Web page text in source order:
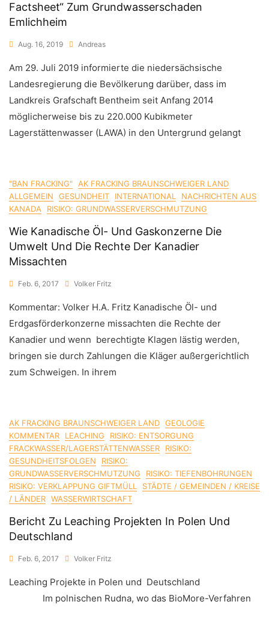
Factsheet“ Zum Grundwasserschaden
Emlichheim
Aug. 16, 2019 Andreas
Am 29. Juli 2019 informierte die niedersächsische
Landesregierung die Bevölkerung darüber, dass im
Landkreis Grafschaft Bentheim seit Anfang 2014
möglicherweise bis zu 220.000 Kubikmeter
Lagerstättenwasser (LAWA) in den Untergrund gelangt
"BAN FRACKING" AK FRACKING BRAUNSCHWEIGER LAND
ALLGEMEIN
GESUNDHEIT INTERNATIONAL
NACHRICHTEN AUS
KANADA
RISIKO: GRUNDWASSERVERSCHMUTZUNG
Wie Kanadische Öl- Und Gaskonzerne Die
Umwelt Und Die Rechte Der Kanadier
Missachten
Feb. 6, 2017 Volker Fritz
Kommentar: Volker H.A. Fritz Kanadische Öl- und
Erdgasförderkonzerne missachten die Rechte der
Kanadier und wenn berechtigte Klagen lästig werden,
bringen sie durch Zahlungen die Kläger außergerichtlich
zum Schweigen. In ihrem
AK FRACKING BRAUNSCHWEIGER LAND GEOLOGIE
KOMMENTAR
LEACHING
RISIKO: ENTSORGUNG
FRACKWASSER/LAGERSTÄTTENWASSER
RISIKO:
GESUNDHEITSFOLGEN
RISIKO:
GRUNDWASSERVERSCHMUTZUNG
RISIKO: TIEFENBOHRUNGEN
RISIKO: VERKLAPPUNG GIFTMÜLL
STÄDTE / GEMEINDEN / KREISE
/ LÄNDER WASSERWIRTSCHAFT
Bericht Zu Leaching Projekten In Polen Und
Deutschland
Feb. 6, 2017 Volker Fritz
Leaching Projekte in Polen und Deutschland
Im polnischen Rudna, wo das BioMore-Verfahren